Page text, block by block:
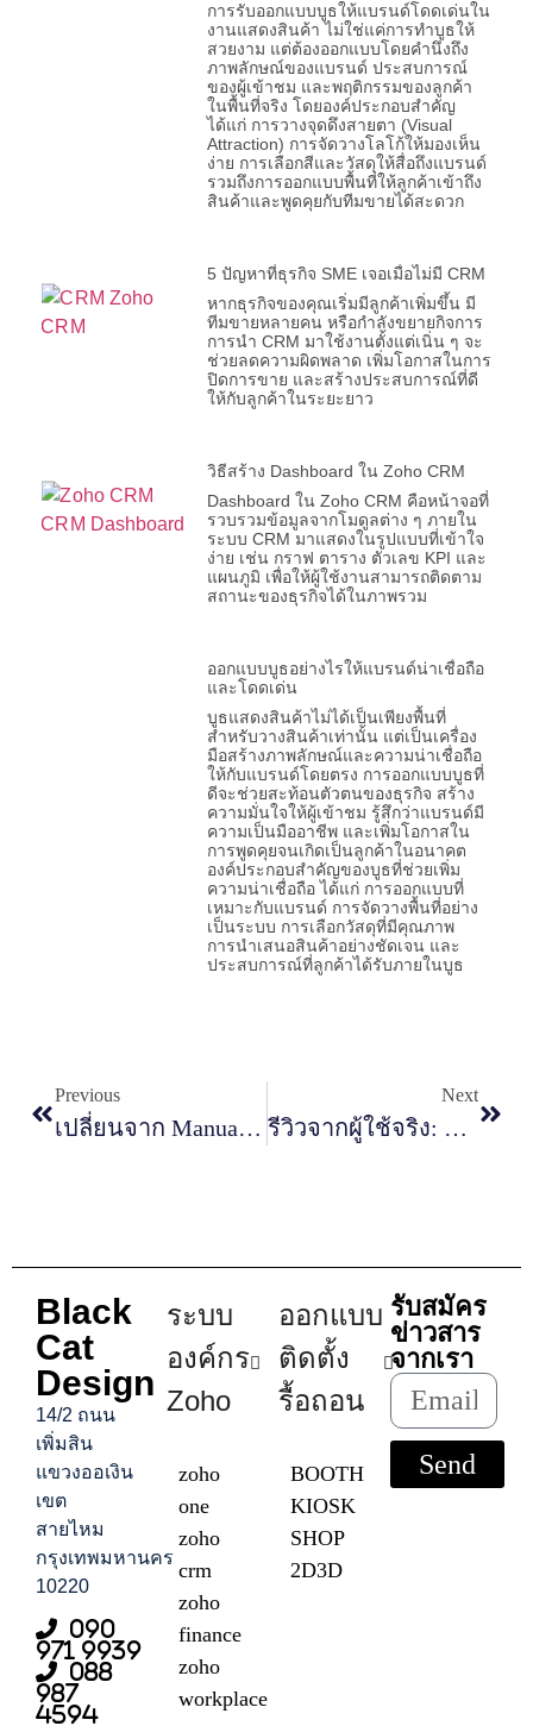
การรับออกแบบบูธให้แบรนด์โดดเด่นใน
งานแสดงสินค้า ไม่ใช่แค่การทำบูธให้
สวยงาม แต่ต้องออกแบบโดยคำนึงถึง
ภาพลักษณ์ของแบรนด์ ประสบการณ์
ของผู้เข้าชม และพฤติกรรมของลูกค้า
ในพื้นที่จริง โดยองค์ประกอบสำคัญ
ได้แก่ การวางจุดดึงสายตา (Visual
Attraction) การจัดวางโลโก้ให้มองเห็น
ง่าย การเลือกสีและวัสดุให้สื่อถึงแบรนด์
รวมถึงการออกแบบพื้นที่ให้ลูกค้าเข้าถึง
สินค้าและพูดคุยกับทีมขายได้สะดวก
5 ปัญหาที่ธุรกิจ SME เจอเมื่อไม่มี CRM
หากธุรกิจของคุณเริ่มมีลูกค้าเพิ่มขึ้น มี
ทีมขายหลายคน หรือกำลังขยายกิจการ
การนำ CRM มาใช้งานตั้งแต่เนิ่น ๆ จะ
ช่วยลดความผิดพลาด เพิ่มโอกาสในการ
ปิดการขาย และสร้างประสบการณ์ที่ดี
ให้กับลูกค้าในระยะยาว
วิธีสร้าง Dashboard ใน Zoho CRM
Dashboard ใน Zoho CRM คือหน้าจอที่
รวบรวมข้อมูลจากโมดูลต่าง ๆ ภายใน
ระบบ CRM มาแสดงในรูปแบบที่เข้าใจ
ง่าย เช่น กราฟ ตาราง ตัวเลข KPI และ
แผนภูมิ เพื่อให้ผู้ใช้งานสามารถติดตาม
สถานะของธุรกิจได้ในภาพรวม
ออกแบบบูธอย่างไรให้แบรนด์น่าเชื่อถือ
และโดดเด่น
บูธแสดงสินค้าไม่ได้เป็นเพียงพื้นที่
สำหรับวางสินค้าเท่านั้น แต่เป็นเครื่อง
มือสร้างภาพลักษณ์และความน่าเชื่อถือ
ให้กับแบรนด์โดยตรง การออกแบบบูธที่
ดีจะช่วยสะท้อนตัวตนของธุรกิจ สร้าง
ความมั่นใจให้ผู้เข้าชม รู้สึกว่าแบรนด์มี
ความเป็นมืออาชีพ และเพิ่มโอกาสใน
การพูดคุยจนเกิดเป็นลูกค้าในอนาคต
องค์ประกอบสำคัญของบูธที่ช่วยเพิ่ม
ความน่าเชื่อถือ ได้แก่ การออกแบบที่
เหมาะกับแบรนด์ การจัดวางพื้นที่อย่าง
เป็นระบบ การเลือกวัสดุที่มีคุณภาพ
การนำเสนอสินค้าอย่างชัดเจน และ
ประสบการณ์ที่ลูกค้าได้รับภายในบูธ
Previous
เปลี่ยนจาก Manual เป็น Auto: 5 Workflow ใน Zoho CRM Plus ที่ช่วยลดงานซ้ำซ้อนของทีมเซลล์
Next
รีวิวจากผู้ใช้จริง: ข้อดี-ข้อเสีย ของ Zoho CRM Plus หลังจากใช้งานผ่านไป 6 เดือน
Black
Cat
Design
14/2 ถนน
เพิ่มสิน
แขวงออเงิน
เขต
สายไหม
กรุงเทพมหานคร
10220
090
971 9939
088
987
4594
ระบบ
องค์กร
Zoho
zoho
one
zoho
crm
zoho
finance
zoho
workplace
ออกแบบ
ติดตั้ง
รื้อถอน
BOOTH
KIOSK
SHOP
2D3D
รับสมัคร
ข่าวสาร
จากเรา
Send